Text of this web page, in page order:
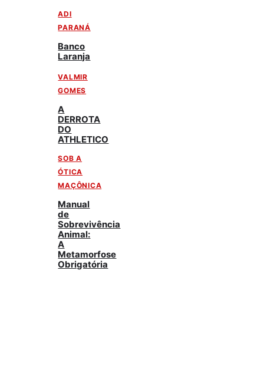
ADI
PARANÁ
Banco
Laranja
VALMIR
GOMES
A
DERROTA
DO
ATHLETICO
SOB A
ÓTICA
MAÇÔNICA
Manual
de
Sobrevivência
Animal:
A
Metamorfose
Obrigatória